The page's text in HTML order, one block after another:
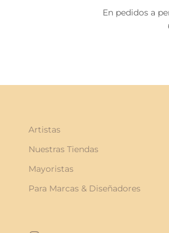
En pedidos a
Artistas
Nuestras Tiendas
Mayoristas
Para Marcas & Diseñadores